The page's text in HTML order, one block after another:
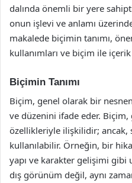
dalında önemli bir yere
onun işlevi ve anlamı
makalede biçimin tanımı,
kullanımları ve biçim ile
Biçimin Tanımı
Biçim, genel olarak bir
ve düzenini ifade eder.
özellikleriyle ilişkilidir;
kullanılabilir. Örneğin, bir
yapı ve karakter gelişimi gibi
dış görünüm değil, aynı